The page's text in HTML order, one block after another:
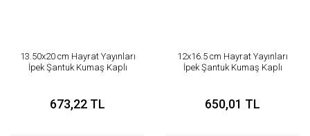
13.50x20 cm Hayrat Yayınları
İpek Şantuk Kumaş Kaplı
673,22 TL
12x16.5 cm Hayrat Yayınları
İpek Şantuk Kumaş Kaplı
650,01 TL